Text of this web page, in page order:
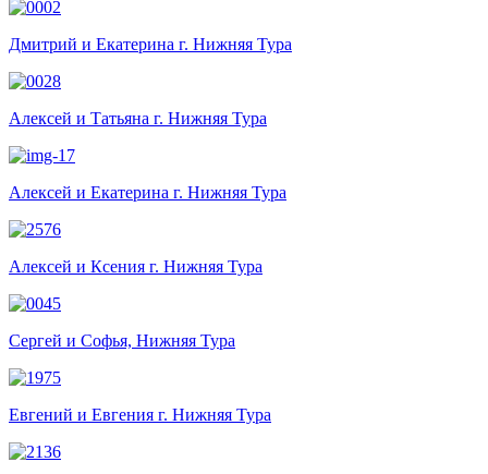
Дмитрий и Екатерина г. Нижняя Тура
Алексей и Татьяна г. Нижняя Тура
Алексей и Екатерина г. Нижняя Тура
Алексей и Ксения г. Нижняя Тура
Сергей и Софья, Нижняя Тура
Евгений и Евгения г. Нижняя Тура